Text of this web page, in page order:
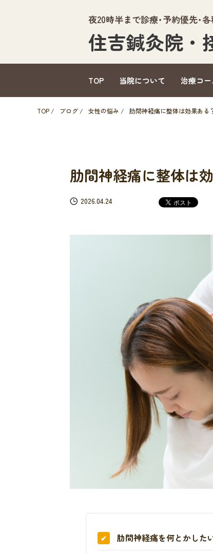
夜20時半まで診療･予約優先･
住吉鍼灸院・
TOP 当院について 治療コ
TOP / ブログ / 女性の悩み / 肋間神経痛に整体は効果ある
肋間神経痛に整体は
2026.04.24
肋間神経痛を何とかした